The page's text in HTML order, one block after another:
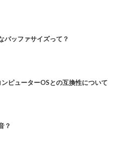
バッファサイズって？
ピューターOSとの互換性について
？